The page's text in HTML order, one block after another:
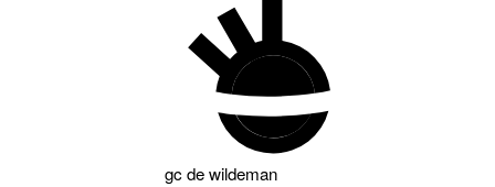
gcde wildeman